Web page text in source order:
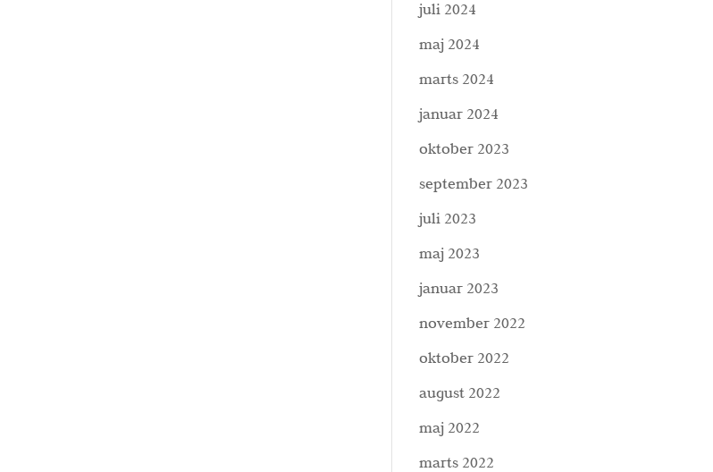
juli 2024
maj 2024
marts 2024
januar 2024
oktober 2023
september 2023
juli 2023
maj 2023
januar 2023
november 2022
oktober 2022
august 2022
maj 2022
marts 2022